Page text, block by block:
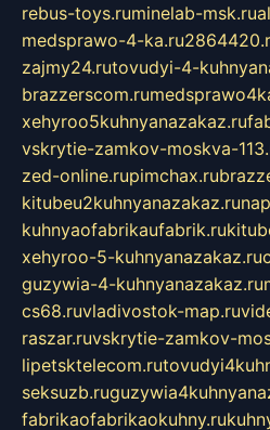
rebus-toys.ruminelab-msk.ru
medsprawo-4-ka.ru
zajmy24.rutovudyi-4-
brazzerscom.ru
xehyroo5kuhnyanazakaz.ru
vskrytie-zamkov-moskva-
zed-online.rupimchax.ru
kitubeu2kuhnyanazakaz.ru
kuhnyaofabrikaufabrik.ru
xehyroo-5-kuhnyanazakaz.ru
guzywia-4-kuhnyanazakaz.ru
cs68.ruvladivostok-map.ru
raszar.ruvskrytie-zamkov-
lipetsktelecom.ru
seksuzb.ru
fabrikaofabrikaokuhny.ru